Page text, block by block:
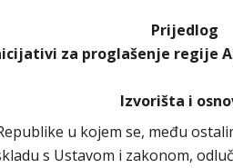
Prijedlog
za proglašenje regije
Izvorišta i
u kojem se, među
s Ustavom i zakonom,